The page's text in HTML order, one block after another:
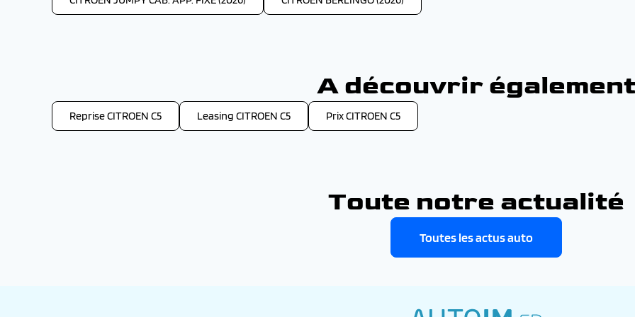
A découvrir également
Reprise CITROEN C5 Leasing CITROEN C5 Prix CITROEN C5
Toute notre actualité
Toutes les actus auto